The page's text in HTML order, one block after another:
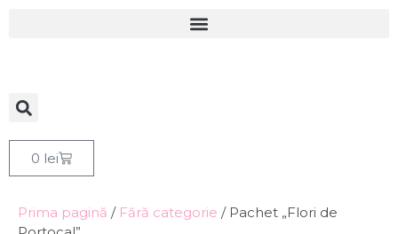
0 lei
Prima pagină / Fără categorie / Pachet „Flori de